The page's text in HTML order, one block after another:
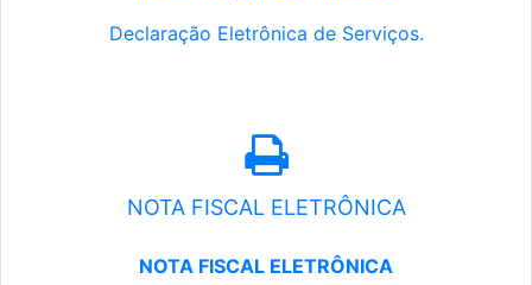
Declaração Eletrônica de Serviços.
NOTA FISCAL ELETRÔNICA
NOTA FISCAL ELETRÔNICA